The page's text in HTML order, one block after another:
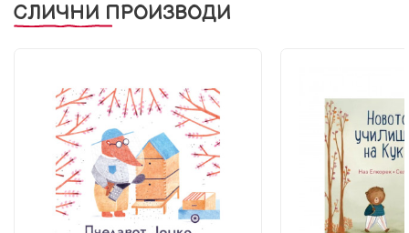
СЛИЧНИ ПРОИЗВОДИ